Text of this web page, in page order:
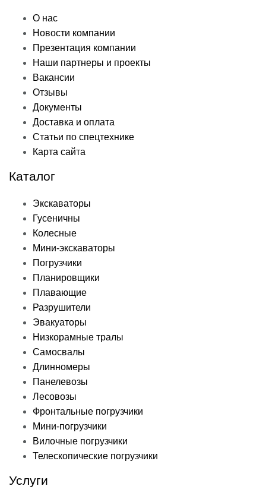
О нас
Новости компании
Презентация компании
Наши партнеры и проекты
Вакансии
Отзывы
Документы
Доставка и оплата
Статьи по спецтехнике
Карта сайта
Каталог
Экскаваторы
Гусеничны
Колесные
Мини-экскаваторы
Погрузчики
Планировщики
Плавающие
Разрушители
Эвакуаторы
Низкорамные тралы
Самосвалы
Длинномеры
Панелевозы
Лесовозы
Фронтальные погрузчики
Мини-погрузчики
Вилочные погрузчики
Телескопические погрузчики
Услуги